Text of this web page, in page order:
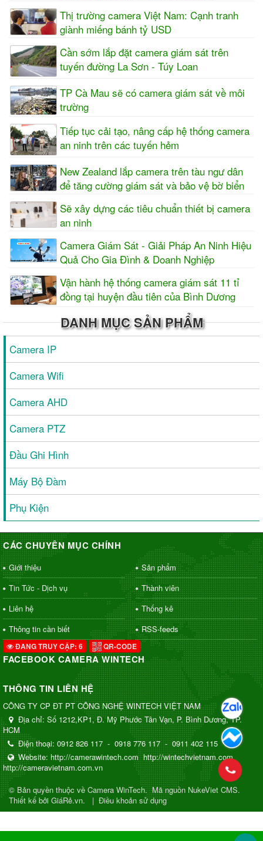
Thị trường camera Việt Nam: Cạnh tranh
giành miếng bánh tỷ USD
Cần sớm lắp đặt camera giám sát trên
tuyến đường La Sơn - Túy Loan
TP Cà Mau sẽ có camera giám sát về môi
trường
Tiếp tục cải tạo, nâng cấp hệ thống camera
an ninh trên các tuyến hẻm
New Zealand lắp camera trên tàu ngư dân
để tăng cường giám sát và bảo vệ bờ biển
Sẽ xây dựng các tiêu chuẩn thiết bị camera
an ninh
Camera Giám Sát - Giải Pháp An Ninh Hiệu
Quả Cho Gia Đình & Doanh Nghiệp
Vận hành hệ thống camera giám sát 11 tỉ
đồng tại huyện đầu tiên của Bình Dương
DANH MỤC SẢN PHẨM
Camera IP
Camera Wifi
Camera AHD
Camera PTZ
Đầu Ghi Hình
Máy Bộ Đàm
Phụ Kiện
CÁC CHUYÊN MỤC CHÍNH
Giới thiệu
Sản phẩm
Tin Tức - Dịch vụ
Thành viên
Liên hệ
Thống kê
Thông tin cần biết
RSS-feeds
ĐANG TRUY CẬP: 6 QR-CODE
FACEBOOK CAMERA WINTECH
THÔNG TIN LIÊN HỆ
CÔNG TY CP ĐT PT CÔNG NGHỆ WINTECH VIỆT NAM
Địa chỉ: Số 1212,KP1, Đ. Mỹ Phước Tân Vạn, P. Bình Dương, TP.
HCM
Điện thoại: 0912 826 117 - 0918 776 117 - 0911 402 115
Website: http://camerawintech.com http://wintechvietnam.com
http://cameravietnam.com.vn
© Bản quyền thuộc về Camera WinTech.Mã nguồn NukeViet CMS.
Thiết kế bởi GiáRẻ.vn.
| Điều khoản sử dụng